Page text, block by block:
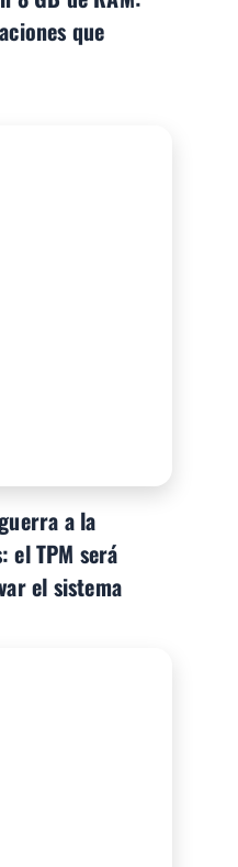
que
a la
el TPM será
el sistema